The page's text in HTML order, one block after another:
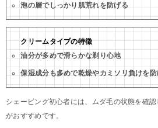
泡の層でしっかり肌荒れを防げる
クリームタイプの特徴
油分が多めで滑らかな剃り心地
保湿成分も多めで乾燥やカミソリ負けを防
シェービング初心者には、ムダ毛の状態を確
がおすすめです。